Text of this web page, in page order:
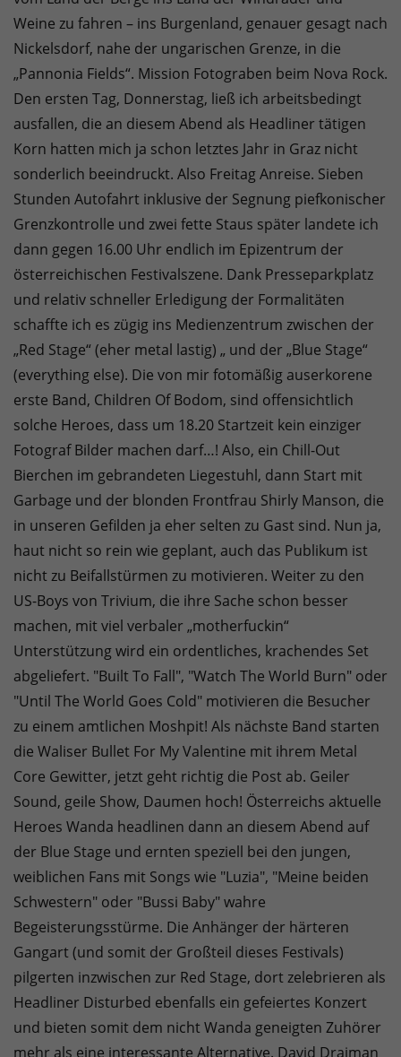
Weine zu fahren – ins Burgenland, genauer gesagt nach
Nickelsdorf, nahe der ungarischen Grenze, in die
„Pannonia Fields“. Mission Fotograben beim Nova Rock.
Den ersten Tag, Donnerstag, ließ ich arbeitsbedingt
ausfallen, die an diesem Abend als Headliner tätigen
Korn hatten mich ja schon letztes Jahr in Graz nicht
sonderlich beeindruckt. Also Freitag Anreise. Sieben
Stunden Autofahrt inklusive der Segnung piefkonischer
Grenzkontrolle und zwei fette Staus später landete ich
dann gegen 16.00 Uhr endlich im Epizentrum der
österreichischen Festivalszene. Dank Presseparkplatz
und relativ schneller Erledigung der Formalitäten
schaffte ich es zügig ins Medienzentrum zwischen der
„Red Stage“ (eher metal lastig) „ und der „Blue Stage“
(everything else). Die von mir fotomäßig auserkorene
erste Band, Children Of Bodom, sind offensichtlich
solche Heroes, dass um 18.20 Startzeit kein einziger
Fotograf Bilder machen darf…! Also, ein Chill-Out
Bierchen im gebrandeten Liegestuhl, dann Start mit
Garbage und der blonden Frontfrau Shirly Manson, die
in unseren Gefilden ja eher selten zu Gast sind. Nun ja,
haut nicht so rein wie geplant, auch das Publikum ist
nicht zu Beifallstürmen zu motivieren. Weiter zu den
US-Boys von Trivium, die ihre Sache schon besser
machen, mit viel verbaler „motherfuckin“
Unterstützung wird ein ordentliches, krachendes Set
abgeliefert. "Built To Fall", "Watch The World Burn" oder
"Until The World Goes Cold" motivieren die Besucher
zu einem amtlichen Moshpit! Als nächste Band starten
die Waliser Bullet For My Valentine mit ihrem Metal
Core Gewitter, jetzt geht richtig die Post ab. Geiler
Sound, geile Show, Daumen hoch! Österreichs aktuelle
Heroes Wanda headlinen dann an diesem Abend auf
der Blue Stage und ernten speziell bei den jungen,
weiblichen Fans mit Songs wie "Luzia", "Meine beiden
Schwestern" oder "Bussi Baby" wahre
Begeisterungsstürme. Die Anhänger der härteren
Gangart (und somit der Großteil dieses Festivals)
pilgerten inzwischen zur Red Stage, dort zelebrieren als
Headliner Disturbed ebenfalls ein gefeiertes Konzert
und bieten somit dem nicht Wanda geneigten Zuhörer
mehr als eine interessante Alternative. David Draiman